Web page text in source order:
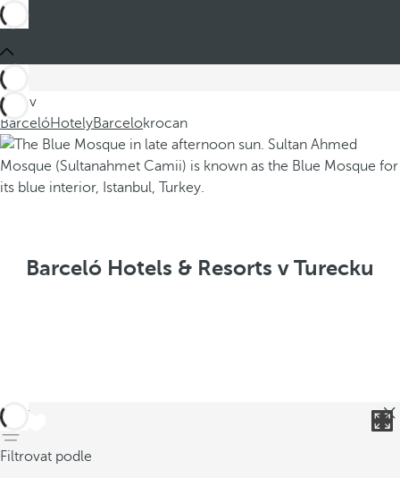
Jste v
BarcelóHotelyBarcelokrocan
Barceló Hotels & Resorts v Turecku
Zpět
Filtrovat podle